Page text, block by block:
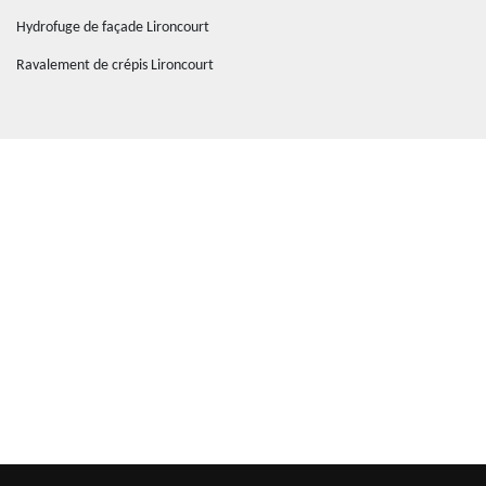
Hydrofuge de façade Lironcourt
Ravalement de crépis Lironcourt